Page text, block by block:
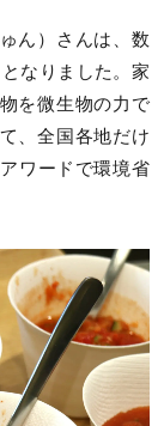
ん）さんは、数
なりました。家
を微生物の力で
、全国各地だけ
ワードで環境省